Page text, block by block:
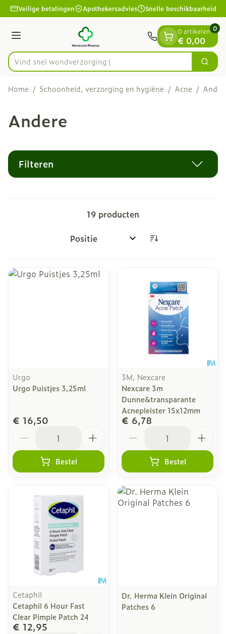
Ga naar de inhoud
1 van 1
Veilige betalingen Apothekersadvies Snelle beschikbaarheid
Menu
Product, merk, categorie...
Vind snel wondverzorging en ve Zoek
0 artikelen
€ 0,00
0
Home / Schoonheid, verzorging en hygiëne / Acne /
Andere
Filteren
19 producten
Sorteer op:
Urgo
Urgo Puistjes 3,25ml
€ 16,50
Bestel
3M, Nexcare
Nexcare 3m
Dunne&transparante
Acnepleister 15x12mm
€ 6,78
Bestel
Cetaphil
Cetaphil 6 Hour Fast
Clear Pimple Patch 24
€ 12,95
Dr. Herma Klein Original
Patches 6